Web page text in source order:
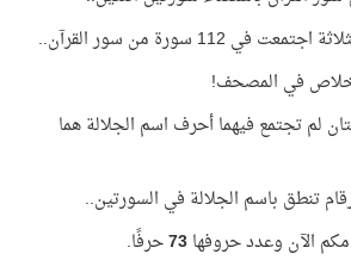
112 سورة من سور القرآن..
لم تجتمع فيهما أحرف اسم الجلالة هما
تنطق باسم الجلالة في السورتين..
الآن وعدد حروفها73حرفًا.